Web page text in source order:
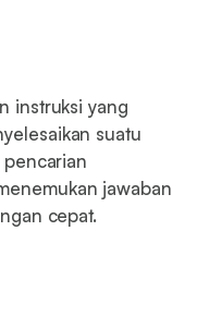
instruksi yang
suatu
jawaban
cepat.